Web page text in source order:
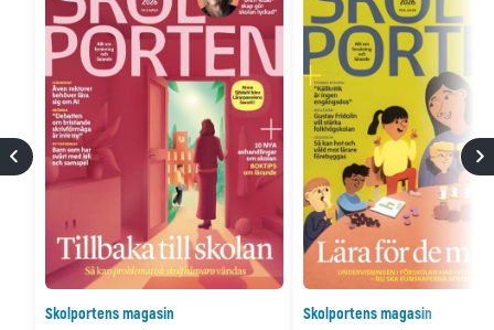
Skolportens magasin
Skolportens magasin